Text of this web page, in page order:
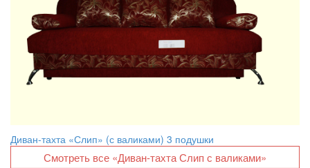
Диван-тахта «Слип» (с валиками) 3 подушки
Смотреть все «Диван-тахта Слип с валиками»